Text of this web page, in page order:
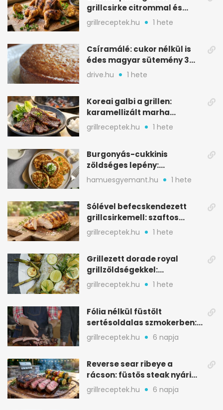
grillcsirke citrommal és
oregánóval
grillreceptek.hu 1 hete
Csíramálé: cukor nélkül is
édes magyar sütemény 3
alapanyagból
drive.hu 1 hete
Koreai galbi a grillen:
karamellizált marha
rövidborda gyorsan
grillreceptek.hu 1 hete
Burgonyás-cukkinis
zöldséges lepény:
aranybarna, szaftos, hús
nélkül is
hamuesgyemant.hu 1 hete
Sólével befecskendezett
grillcsirkemell: szaftos
marad, nem szárad ki
grillreceptek.hu 1 hete
Grillezett dorade royal
grillzöldségekkel:
mediterrán ízek a rostélyról
grillreceptek.hu 1 hete
Fólia nélkül füstölt
sertésoldalas szmokerben:
ropogós bark, 6 óra
grillreceptek.hu 6 napja
Reverse sear ribeye a
rácson: füstös steak nyári
tökkebabbal
grillreceptek.hu 6 napja